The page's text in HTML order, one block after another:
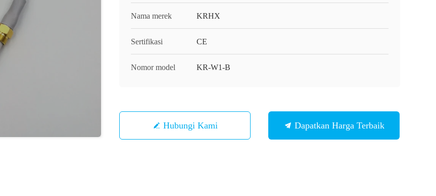
Nama merek KRHX
Sertifikasi CE
Nomor model KR-W1-B
Hubungi Kami Dapatkan Harga Terbaik